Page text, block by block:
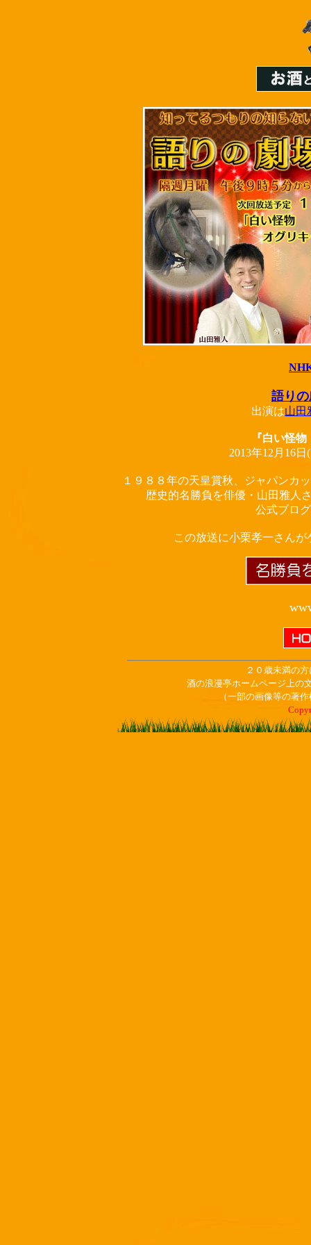
語り
出演は山田
『白い怪
2013年12月16
１９８８年の天皇賞秋、ジャパンカ
歴史的名勝負を俳優・山田雅人
公式ブロ
この放送に小栗孝一さん
２０歳未満の
酒の浪漫亭ホームページ上の
（一部の画像等の著